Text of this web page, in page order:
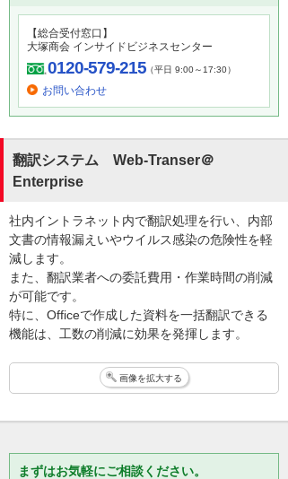
【総合受付窓口】
大塚商会 インサイドビジネスセンター
0120-579-215（平日 9:00～17:30）
お問い合わせ
翻訳システム Web-Transer＠
Enterprise
社内イントラネット内で翻訳処理を行い、内部
文書の情報漏えいやウイルス感染の危険性を軽
減します。
また、翻訳業者への委託費用・作業時間の削減
が可能です。
特に、Officeで作成した資料を一括翻訳できる
機能は、工数の削減に効果を発揮します。
画像を拡大する
まずはお気軽にご相談ください。